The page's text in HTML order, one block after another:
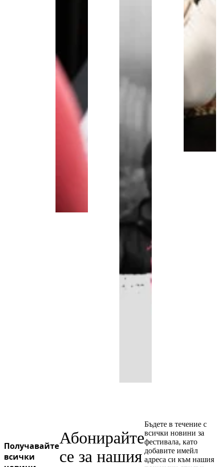
Получавайте
всички
Абонирайте
се за нашия
Бъдете в течение с
всички новини за
фестивала, като
добавите имейл
адреса си към нашия